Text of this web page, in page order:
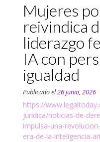
Mujeres
reivindica
liderazgo
IA con
igualdad
Publicado el26 junio, 2026
https://
juridica/noticias-de-
impulsa-una-
era-de-la-inteligencia-